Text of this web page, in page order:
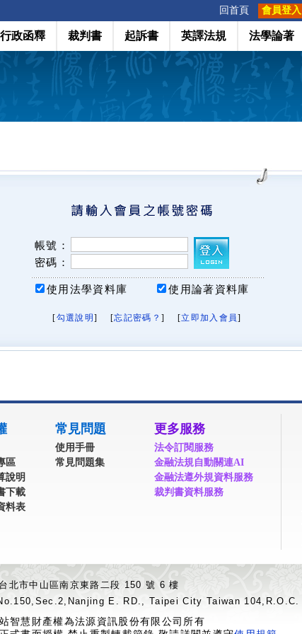
回首頁 會員登入
行政函釋 裁判書 起訴書 英譯法規 法學論著
帳號：
密碼：
使用法學資料庫 使用論著資料庫
[勾選說明 ] [忘記密碼？ ] [立即加入會員]
區
說明
下載
料表
常見問題
使用手冊
常見問題集
更多服務
法令訂閱服務
金融法規自動關連AI
金融法遵外規資料服務
裁判書資料服務
北市中山區南京東路二段 150 號 6 樓
E. RD., Taipei City Taiwan 104,R.O.C.
智慧財產權為法源資訊股份有限公司所有